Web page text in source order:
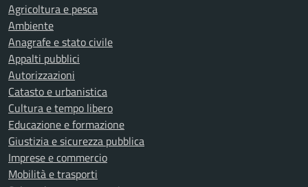
Agricoltura e pesca
Ambiente
Anagrafe e stato civile
Appalti pubblici
Autorizzazioni
Catasto e urbanistica
Cultura e tempo libero
Educazione e formazione
Giustizia e sicurezza pubblica
Imprese e commercio
Mobilità e trasporti